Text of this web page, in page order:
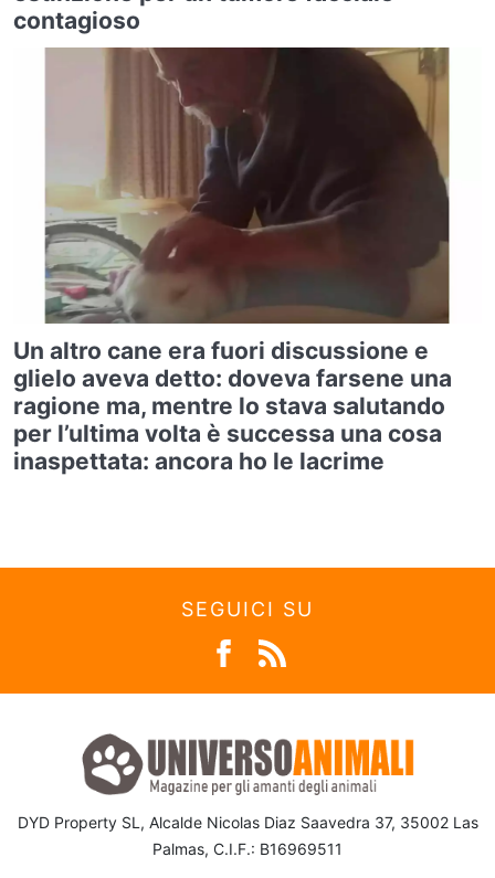
contagioso
Un altro cane era fuori discussione e
glielo aveva detto: doveva farsene una
ragione ma, mentre lo stava salutando
per l’ultima volta è successa una cosa
inaspettata: ancora ho le lacrime
SEGUICI SU
DYD Property SL, Alcalde Nicolas Diaz Saavedra 37, 35002 Las
Palmas, C.I.F.: B16969511